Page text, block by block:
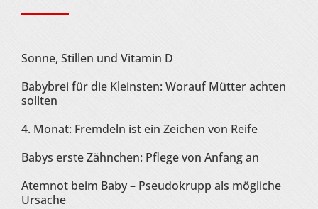
Sonne, Stillen und Vitamin D
Babybrei für die Kleinsten: Worauf Mütter achten
sollten
4. Monat: Fremdeln ist ein Zeichen von Reife
Babys erste Zähnchen: Pflege von Anfang an
Atemnot beim Baby – Pseudokrupp als mögliche
Ursache